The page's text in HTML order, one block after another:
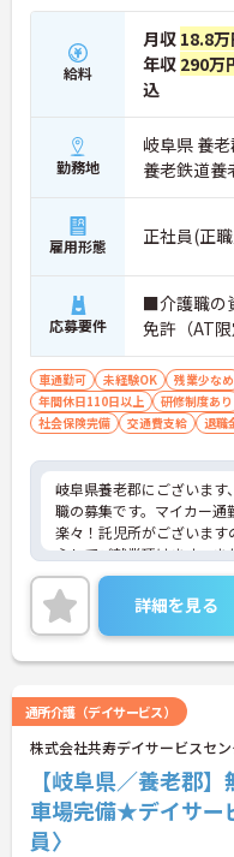
給料
月収 18.8
年収 290万
込
勤務地
岐阜県 養
養老鉄道養
雇用形態 正社員(正
応募要件
■介護職の
免許（AT
車通勤可 未経験OK 残業少なめ
年間休日110日以上
研修制度あり
社会保険完備
交通費支給 退職
岐阜県養老郡にございま
職の募集です。マイカー通
楽々！託児所がございます
心してご就業頂けます。
住宅も完備しております
実な研修制度に加え、キャ
います。年間休日110日ご
つけて就業できます。
ご興味をお持ちの方には
いませ。
詳細を見る
通所介護（デイサービス）
株式会社共寿デイサービスセン
【岐阜県／養老郡
車場完備★デイサー
員〉